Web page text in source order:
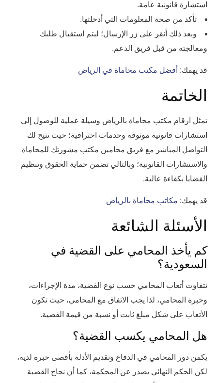
استشارة قانونية عامة.
تأكد من صحة المعلومات التي أدخلتها.
وبعد ذلك أنقر على زر الإرسال؛ ليتم استقبال طلبك
ومعالجته من قبل فريق الدعم.
قد يهمك: أفضل مكتب محاماة في الرياض
الخاتمة
تمثل ارقام مكتب محاماة بالرياض وسيلة عملية للوصول إلى
استشارات قانونية موثوقة وخدمات احترافية؛ حيث تتيح لك
التواصل المباشر مع فريق محامين مكتب مشورتك للمحاماة
والاستشارات القانونية؛ وبالتالي تضمن حماية الحقوق وتنظيم
القضايا بكفاءة عالية.
قد يهمك: مكاتب محاماة بالرياض
الأسئلة الشائعة
كم يأخذ المحامي على القضية في
السعودية؟
تتفاوت أتعاب المحامي حسب نوع القضية، مدة الإجراءات،
وخبرة المحامي، لذا يجب الاتفاق مع المحامي، حيث تكون
الأتعاب على شكل مبلغ ثابت أو نسبة من قيمة القضية.
هل المحامي يكسب القضية؟
يكمن دور المحامي في الدفاع وتقديم الأدلة بأقصى خبرة لديه،
لكن الحكم النهائي يصدر عن المحكمة، كما أن نجاح القضية